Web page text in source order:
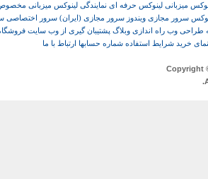
میزبانی لینوکس حرفه ای نمایندگی لینوکس میزبانی مخصوص
سرور مجازی ویندوز سرور مجازی (ایران) سرور اختصاصی
طراحی وب راه اندازی وبلاگ پشتیبان گیری از وب سایت
خرید شرایط استفاده شماره حسابها ارتباط با ما
Copyright